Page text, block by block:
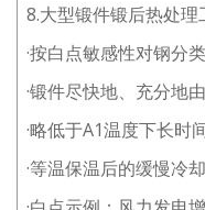
8.大型锻件锻后热处
·按白点敏感性对钢分类
·锻件尽快地、充分地
·略低于A1温度下长时
·等温保温后的缓慢冷却